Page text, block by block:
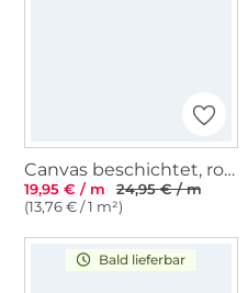
Canvas beschichtet, rotbraun
19,95 € / m
24,95 € / m
(13,76 € / 1 m²)
Bald lieferbar